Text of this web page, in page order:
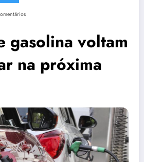
gasolina voltam
na próxima